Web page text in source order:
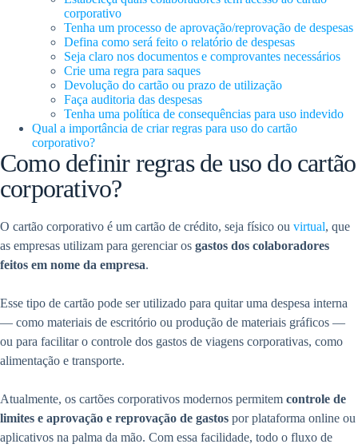
corporativo
Tenha um processo de aprovação/reprovação de despesas
Defina como será feito o relatório de despesas
Seja claro nos documentos e comprovantes necessários
Crie uma regra para saques
Devolução do cartão ou prazo de utilização
Faça auditoria das despesas
Tenha uma política de consequências para uso indevido
Qual a importância de criar regras para uso do cartão
corporativo?
Como definir regras de uso do cartão
corporativo?
O cartão corporativo é um cartão de crédito, seja físico ou virtual, que
as empresas utilizam para gerenciar os gastos dos colaboradores
feitos em nome da empresa.
Esse tipo de cartão pode ser utilizado para quitar uma despesa interna
— como materiais de escritório ou produção de materiais gráficos —
ou para facilitar o controle dos gastos de viagens corporativas, como
alimentação e transporte.
Atualmente, os cartões corporativos modernos permitem controle de
limites e aprovação e reprovação de gastos por plataforma online ou
aplicativos na palma da mão. Com essa facilidade, todo o fluxo de